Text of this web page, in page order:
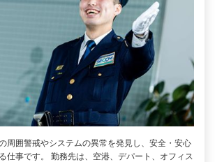
周囲警戒やシステムの異常を発見し、安全・安心
仕事です。 勤務先は、空港、デパート、オフィス